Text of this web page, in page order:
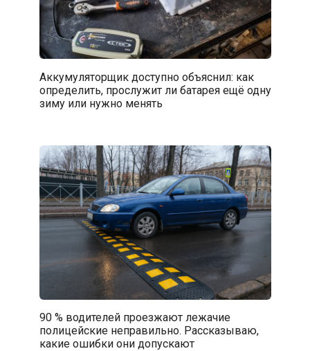
Аккумуляторщик доступно объяснил: как
определить, прослужит ли батарея ещё одну
зиму или нужно менять
90 % водителей проезжают лежачие
полицейские неправильно. Рассказываю,
какие ошибки они допускают